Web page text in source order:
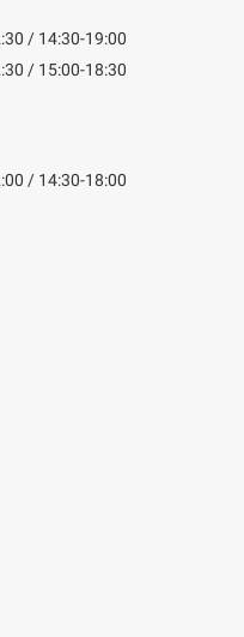
/ 14:30-19:00
/ 15:00-18:30
/ 14:30-18:00